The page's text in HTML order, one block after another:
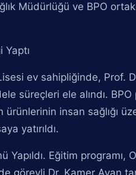
Müdürlüğü ve BPO
ev sahipliğinde, Prof.
süreçleri ele alındı.
insan sağlığı
yatırıldı.
Eğitim programı,
görevli Dr. Kamer Avan